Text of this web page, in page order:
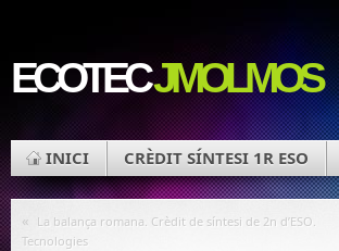
ECOTECJMOLMOS
INICI CRÈDIT SÍNTESI 1R ESO
« La balança romana. Crèdit de síntesi de 2n d’ESO.
Tecnologies